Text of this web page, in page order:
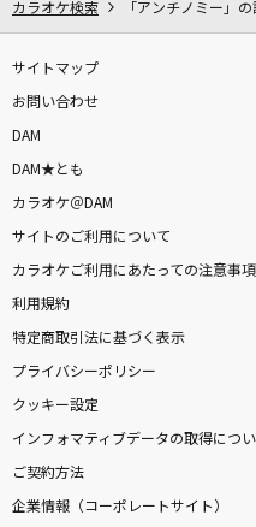
カラオケ検索 「アンチノミー」の
サイトマップ
お問い合わせ
DAM
DAM★とも
カラオケ＠DAM
サイトのご利用について
カラオケご利用にあたっての注意事項
利用規約
特定商取引法に基づく表示
プライバシーポリシー
クッキー設定
インフォマティブデータの取得につい
ご契約方法
企業情報（コーポレートサイト）